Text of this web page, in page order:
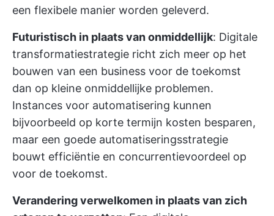
een flexibele manier worden geleverd.
Futuristisch in plaats van onmiddellijk: Digitale
transformatiestrategie richt zich meer op het
bouwen van een business voor de toekomst
dan op kleine onmiddellijke problemen.
Instances voor automatisering kunnen
bijvoorbeeld op korte termijn kosten besparen,
maar een goede automatiseringsstrategie
bouwt efficiëntie en concurrentievoordeel op
voor de toekomst.
Verandering verwelkomen in plaats van zich